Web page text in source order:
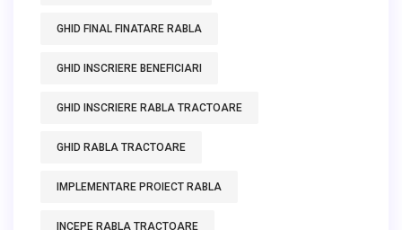
GHID FINAL FINATARE RABLA
GHID INSCRIERE BENEFICIARI
GHID INSCRIERE RABLA TRACTOARE
GHID RABLA TRACTOARE
IMPLEMENTARE PROIECT RABLA
INCEPE RABLA TRACTOARE